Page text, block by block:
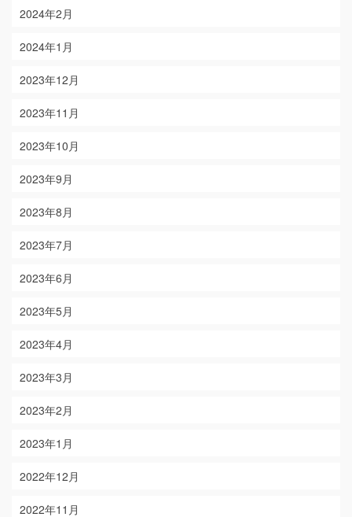
2024年2月
2024年1月
2023年12月
2023年11月
2023年10月
2023年9月
2023年8月
2023年7月
2023年6月
2023年5月
2023年4月
2023年3月
2023年2月
2023年1月
2022年12月
2022年11月